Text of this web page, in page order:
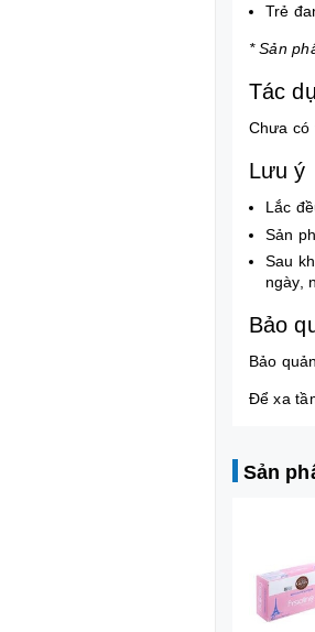
Trẻ
* Sản
Tác
Chưa có
Lưu ý
Lắc
Sản
Sau
ngày,
Bảo
Bảo
Để xa
Sản